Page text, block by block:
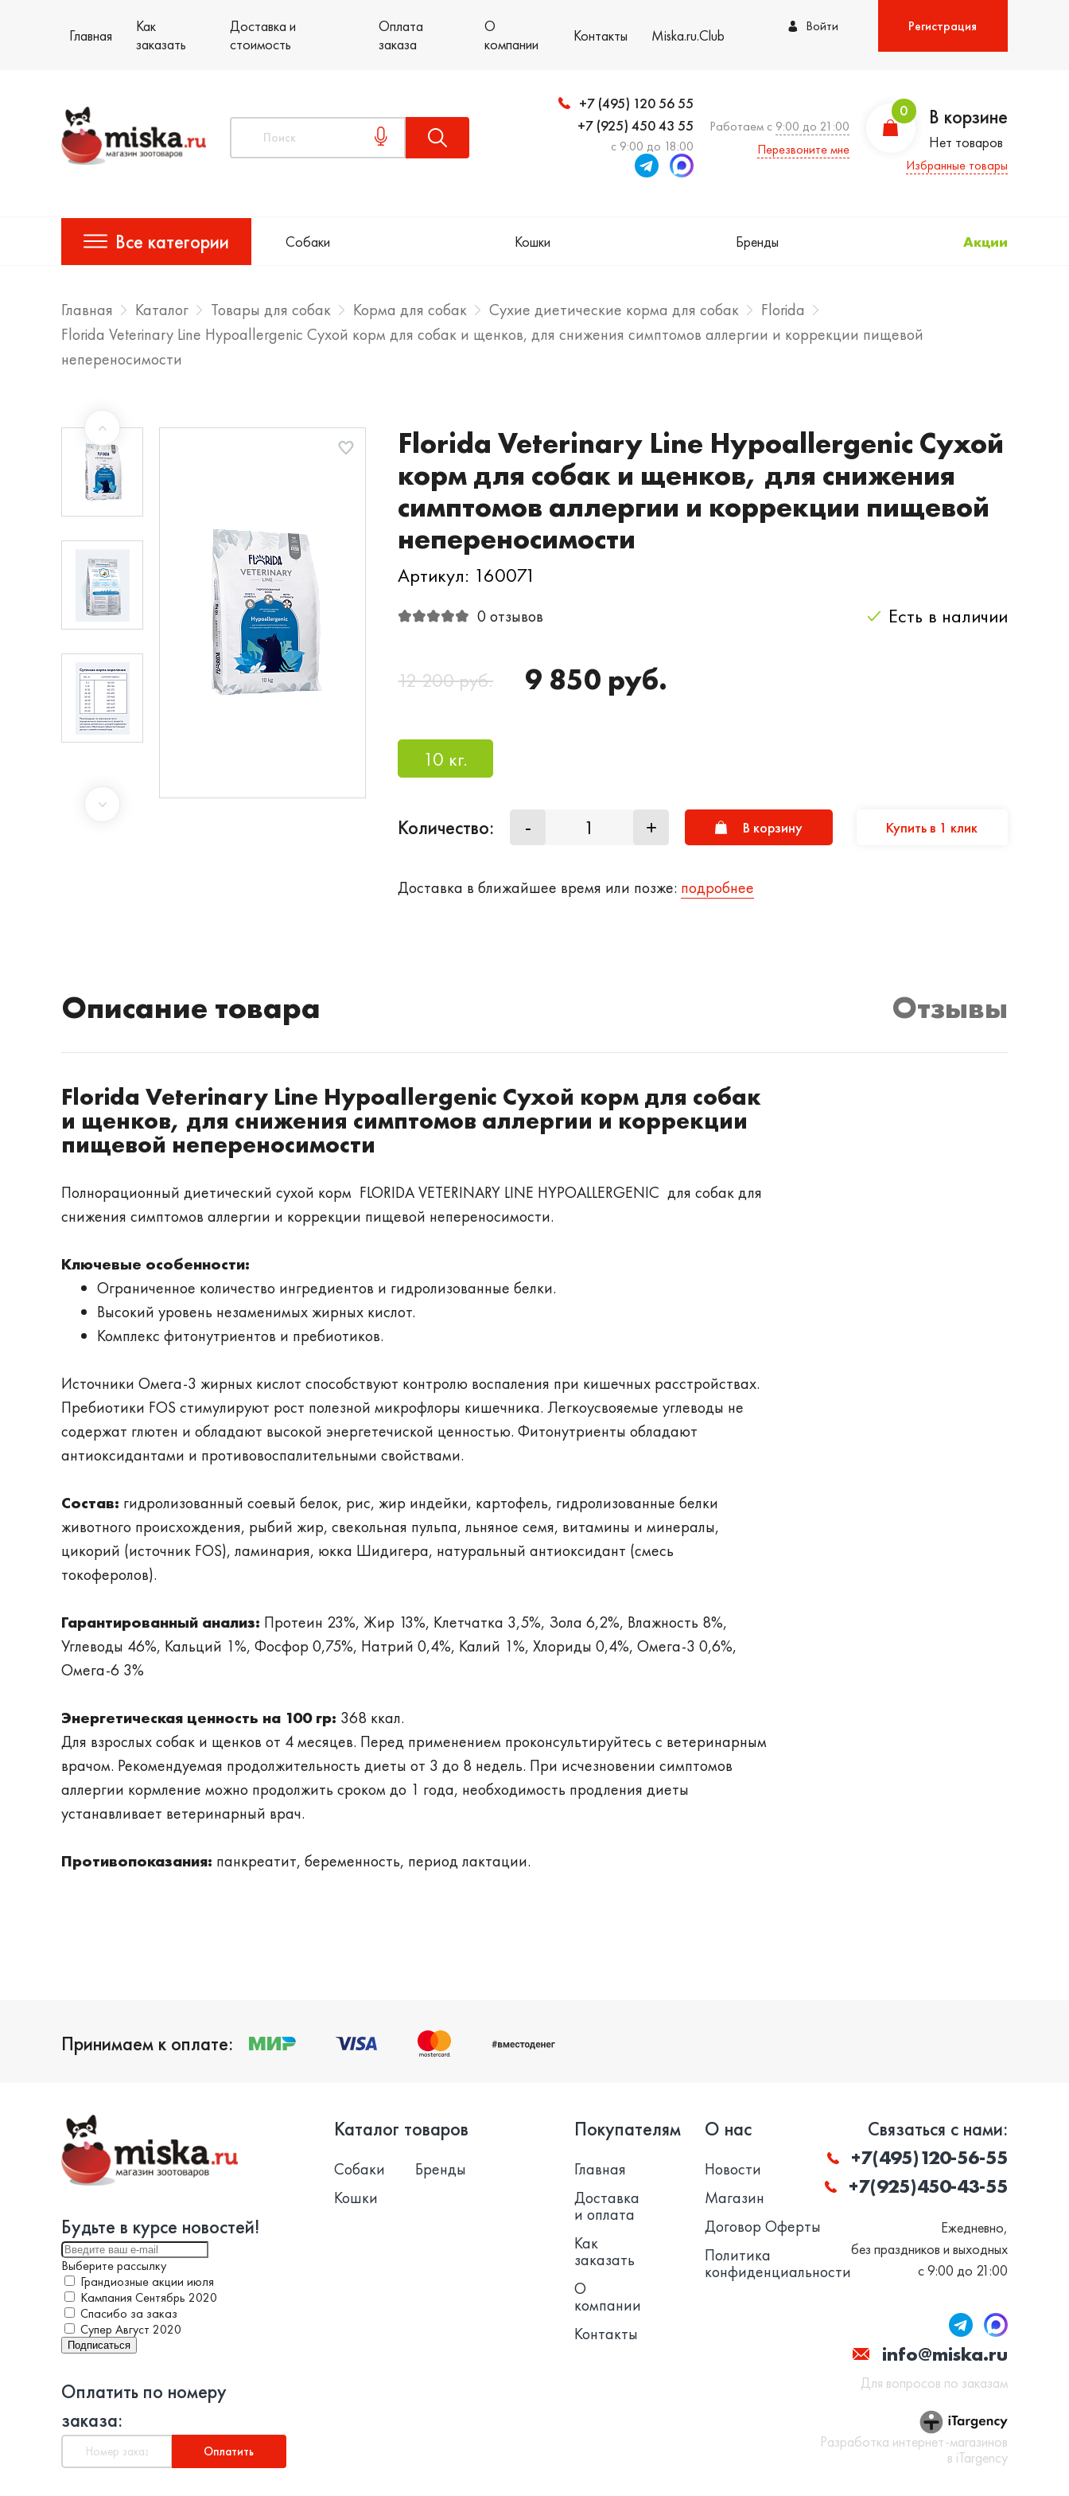
Главная
Как
заказать
Доставка и
стоимость
Оплата
заказа
О
компании
Контакты Miska.ru.Club Войти Регистрация
+7 (495) 120 56 55
+7 (925) 450 43 55
с 9:00 до 18:00
Работаем с 9:00 до 21:00
Перезвоните мне
0 В корзине
Нет товаров
Избранные товары
Все категории Собаки Кошки Бренды Акции
Главная Каталог Товары для собак Корма для собак Сухие диетические корма для собак
Florida
Florida Veterinary Line Hypoallergenic Сухой корм для собак и щенков, для снижения симптомов аллергии и коррекции пищевой
непереносимости
Florida Veterinary Line Hypoallergenic Сухой
корм для собак и щенков, для снижения
симптомов аллергии и коррекции пищевой
непереносимости
Артикул: 160071
0 отзывов Есть в наличии
12 200 руб. 9 850 руб.
10 кг.
Количество: - + В корзину Купить в 1 клик
Доставка в ближайшее время или позже: подробнее
Описание товара Отзывы
Florida Veterinary Line Hypoallergenic Сухой корм для собак
и щенков, для снижения симптомов аллергии и коррекции
пищевой непереносимости
Полнорационный диетический сухой корм FLORIDA VETERINARY LINE HYPOALLERGENIC для собак для
снижения симптомов аллергии и коррекции пищевой непереносимости.
Ключевые особенности:
Ограниченное количество ингредиентов и гидролизованные белки.
Высокий уровень незаменимых жирных кислот.
Комплекс фитонутриентов и пребиотиков.
Источники Омега-3 жирных кислот способствуют контролю воспаления при кишечных расстройствах.
Пребиотики FOS стимулируют рост полезной микрофлоры кишечника. Легкоусвояемые углеводы не
содержат глютен и обладают высокой энергетечиской ценностью. Фитонутриенты обладают
антиоксидантами и противовоспалительными свойствами.
Состав: гидролизованный соевый белок, рис, жир индейки, картофель, гидролизованные белки
животного происхождения, рыбий жир, свекольная пульпа, льняное семя, витамины и минералы,
цикорий (источник FOS), ламинария, юкка Шидигера, натуральный антиоксидант (смесь
токоферолов).
Гарантированный анализ: Протеин 23%, Жир 13%, Клетчатка 3,5%, Зола 6,2%, Влажность 8%,
Углеводы 46%, Кальций 1%, Фосфор 0,75%, Натрий 0,4%, Калий 1%, Хлориды 0,4%, Омега-3 0,6%,
Омега-6 3%
Энергетическая ценность на 100 гр: 368 ккал.
Для взрослых собак и щенков от 4 месяцев. Перед применением проконсультируйтесь с ветеринарным
врачом. Рекомендуемая продолжительность диеты от 3 до 8 недель. При исчезновении симптомов
аллергии кормление можно продолжить сроком до 1 года, необходимость продления диеты
устанавливает ветеринарный врач.
Противопоказания: панкреатит, беременность, период лактации.
Принимаем к оплате:
Будьте в курсе новостей!
Выберите рассылку
Грандиозные акции июля
Кампания Сентябрь 2020
Спасибо за заказ
Супер Август 2020
Подписаться
Оплатить по номеру
заказа:
Оплатить
Каталог товаров
Собаки
Кошки
Бренды
Покупателям
Главная
Доставка
и оплата
Как
заказать
О
компании
Контакты
О нас
Новости
Магазин
Договор Оферты
Политика
конфиденциальности
Связаться с нами:
+7(495)120-56-55
+7(925)450-43-55
Ежедневно,
без праздников и выходных
с 9:00 до 21:00
info@miska.ru
Для вопросов по заказам
Разработка интернет-магазинов
в iTargency